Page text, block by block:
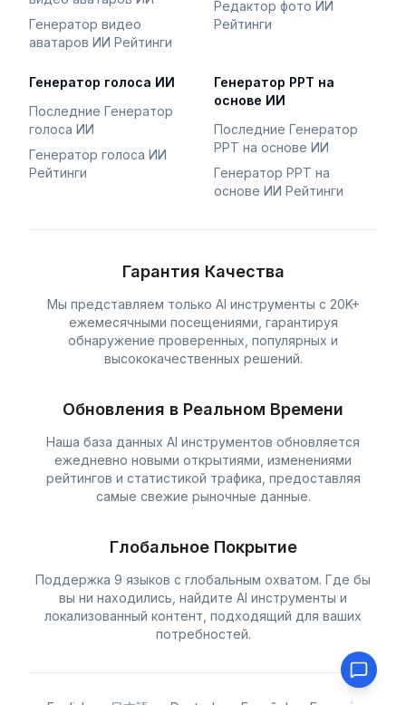
Генератор видео
аватаров ИИ Рейтинги
Редактор фото ИИ
Рейтинги
Генератор голоса ИИ
Последние Генератор
голоса ИИ
Генератор голоса ИИ
Рейтинги
Генератор PPT на
основе ИИ
Последние Генератор
PPT на основе ИИ
Генератор PPT на
основе ИИ Рейтинги
Гарантия Качества
Мы представляем только AI инструменты с 20K+
ежемесячными посещениями, гарантируя
обнаружение проверенных, популярных и
высококачественных решений.
Обновления в Реальном Времени
Наша база данных AI инструментов обновляется
ежедневно новыми открытиями, изменениями
рейтингов и статистикой трафика, предоставляя
самые свежие рыночные данные.
Глобальное Покрытие
Поддержка 9 языков с глобальным охватом. Где бы
вы ни находились, найдите AI инструменты и
локализованный контент, подходящий для ваших
потребностей.